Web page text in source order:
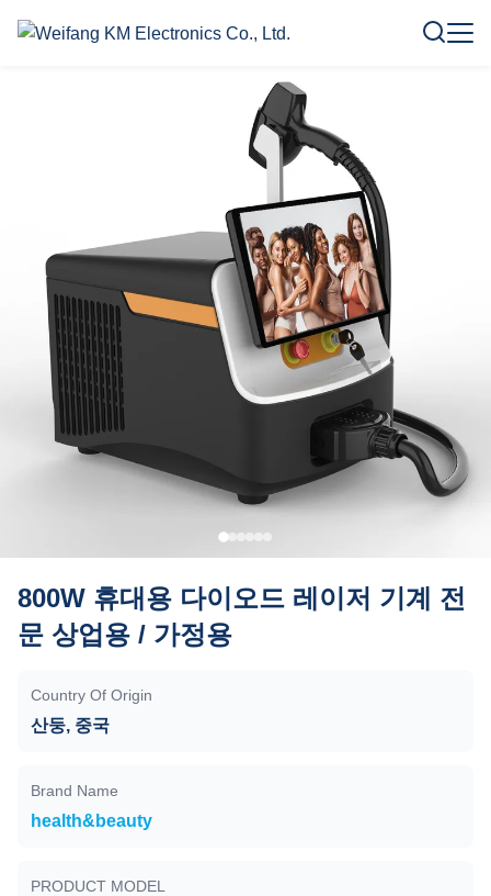
800W 휴대용 다이오드 레이저 기계 전
문 상업용 / 가정용
Country Of Origin
산둥, 중국
Brand Name
health&beauty
PRODUCT MODEL